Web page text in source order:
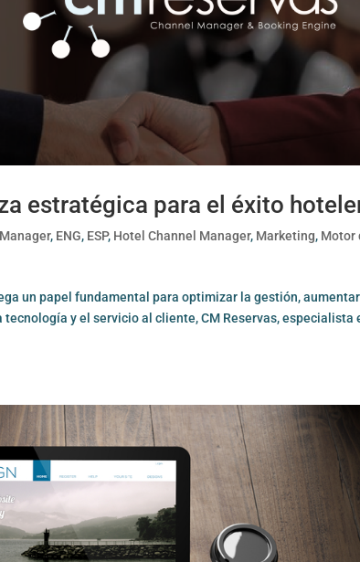
estratégica para el éxito
, ENG, ESP, Hotel Channel Manager, Marketing, Motor
un papel fundamental para optimizar la gestión,
y el servicio al cliente, CM Reservas, especialista